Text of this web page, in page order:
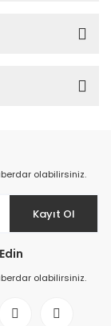
olabilirsiniz.
Kayıt Ol
olabilirsiniz.